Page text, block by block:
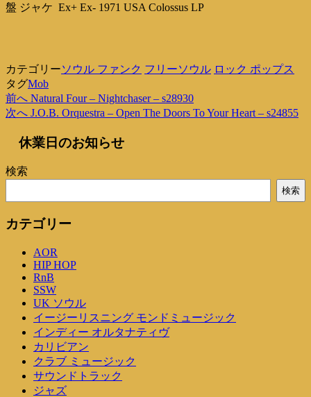
盤 ジャケ Ex+ Ex- 1971 USA Colossus LP
カテゴリーソウル ファンク フリーソウル ロック ポップス
タグMob
投
稿
ナ
ビ
シ
過
去
前へ Natural Four – Nightchaser – s28930
次
次へ J.O.B. Orquestra – Open The Doors To Your Heart – s24855
休業日のお知らせ
検索
検索
カテゴリー
AOR
HIP HOP
RnB
SSW
UK ソウル
イージーリスニング モンドミュージック
インディー オルタナティヴ
カリビアン
クラブ ミュージック
サウンドトラック
ジャズ